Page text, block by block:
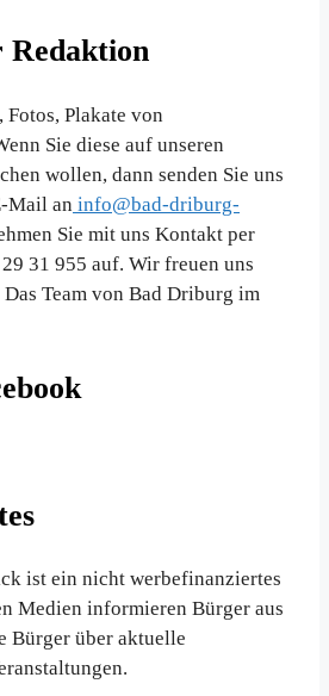
Fotos, Plakate von
Sie diese auf unseren
wollen, dann senden Sie uns
Mail an info@bad-driburg-
Sie mit uns Kontakt per
31 955 auf. Wir freuen uns
Team von Bad Driburg im
ist ein nicht werbefinanziertes
Medien informieren Bürger aus
Bürger über aktuelle